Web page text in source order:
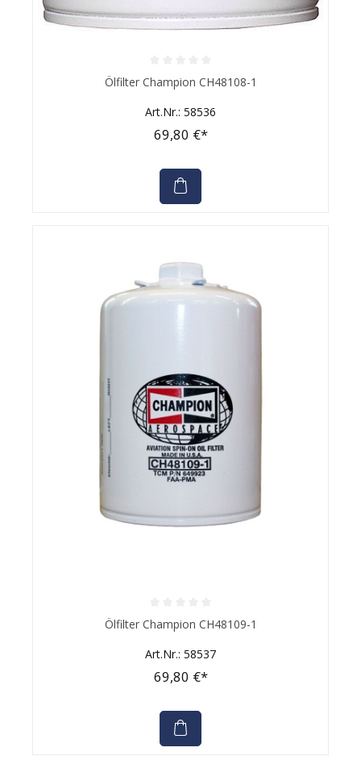
Durchschnittliche Bewertung von 0 von 5 Sternen
Ölfilter Champion CH48108-1
Art.Nr.: 58536
69,80 €*
Durchschnittliche Bewertung von 0 von 5 Sternen
Ölfilter Champion CH48109-1
Art.Nr.: 58537
69,80 €*